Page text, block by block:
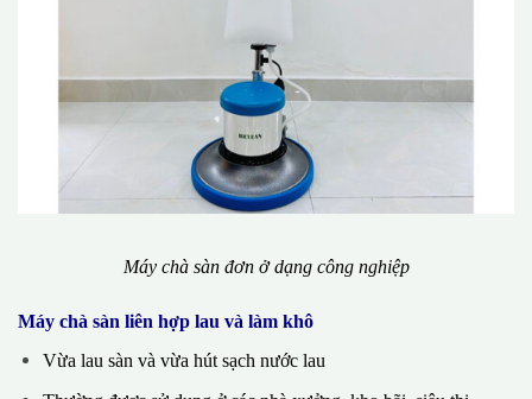
Máy chà sàn đơn ở dạng công nghiệp
Máy chà sàn liên hợp lau và làm khô
Vừa lau sàn và vừa hút sạch nước lau